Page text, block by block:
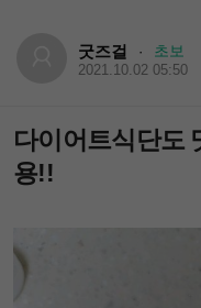
굿즈걸 · 초보
2021.10.02 05:50
다이어트식단도
용!!